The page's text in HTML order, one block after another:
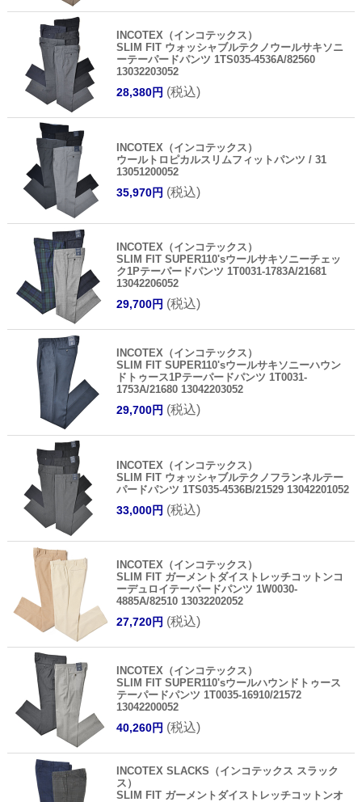
INCOTEX（インコテックス）
SLIM FIT ウォッシャブルテクノウールサキソニ
ーテーパードパンツ 1TS035-4536A/82560
13032203052
28,380円 (税込)
INCOTEX（インコテックス）
ウールトロピカルスリムフィットパンツ / 31
13051200052
35,970円 (税込)
INCOTEX（インコテックス）
SLIM FIT SUPER110'sウールサキソニーチェッ
ク1Pテーパードパンツ 1T0031-1783A/21681
13042206052
29,700円 (税込)
INCOTEX（インコテックス）
SLIM FIT SUPER110'sウールサキソニーハウン
ドトゥース1Pテーパードパンツ 1T0031-
1753A/21680 13042203052
29,700円 (税込)
INCOTEX（インコテックス）
SLIM FIT ウォッシャブルテクノフランネルテー
パードパンツ 1TS035-4536B/21529 13042201052
33,000円 (税込)
INCOTEX（インコテックス）
SLIM FIT ガーメントダイストレッチコットンコ
ーデュロイテーパードパンツ 1W0030-
4885A/82510 13032202052
27,720円 (税込)
INCOTEX（インコテックス）
SLIM FIT SUPER110'sウールハウンドトゥース
テーパードパンツ 1T0035-16910/21572
13042200052
40,260円 (税込)
INCOTEX SLACKS（インコテックス スラック
ス）
SLIM FIT ガーメントダイストレッチコットンオ